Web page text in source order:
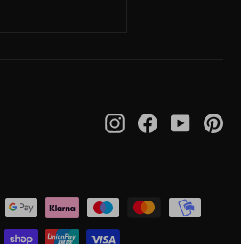
InstagramFacebook